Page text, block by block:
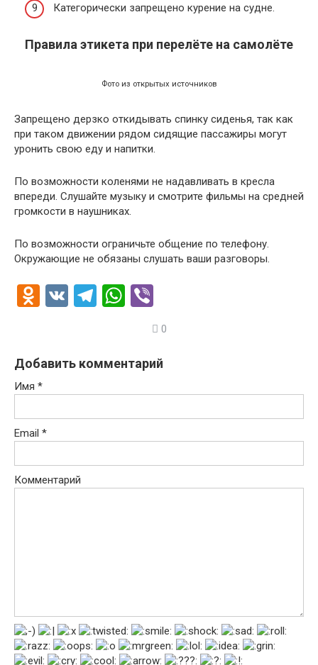
Категорически запрещено курение на судне.
Правила этикета при перелёте на самолёте
Фото из открытых источников
Запрещено дерзко откидывать спинку сиденья, так как
при таком движении рядом сидящие пассажиры могут
уронить свою еду и напитки.
По возможности коленями не надавливать в кресла
впереди. Слушайте музыку и смотрите фильмы на средней
громкости в наушниках.
По возможности ограничьте общение по телефону.
Окружающие не обязаны слушать ваши разговоры.
O
o
kl
ss
ki
V
T
gr
W
s
b
er
0
Добавить комментарий
Имя *
Email *
Комментарий